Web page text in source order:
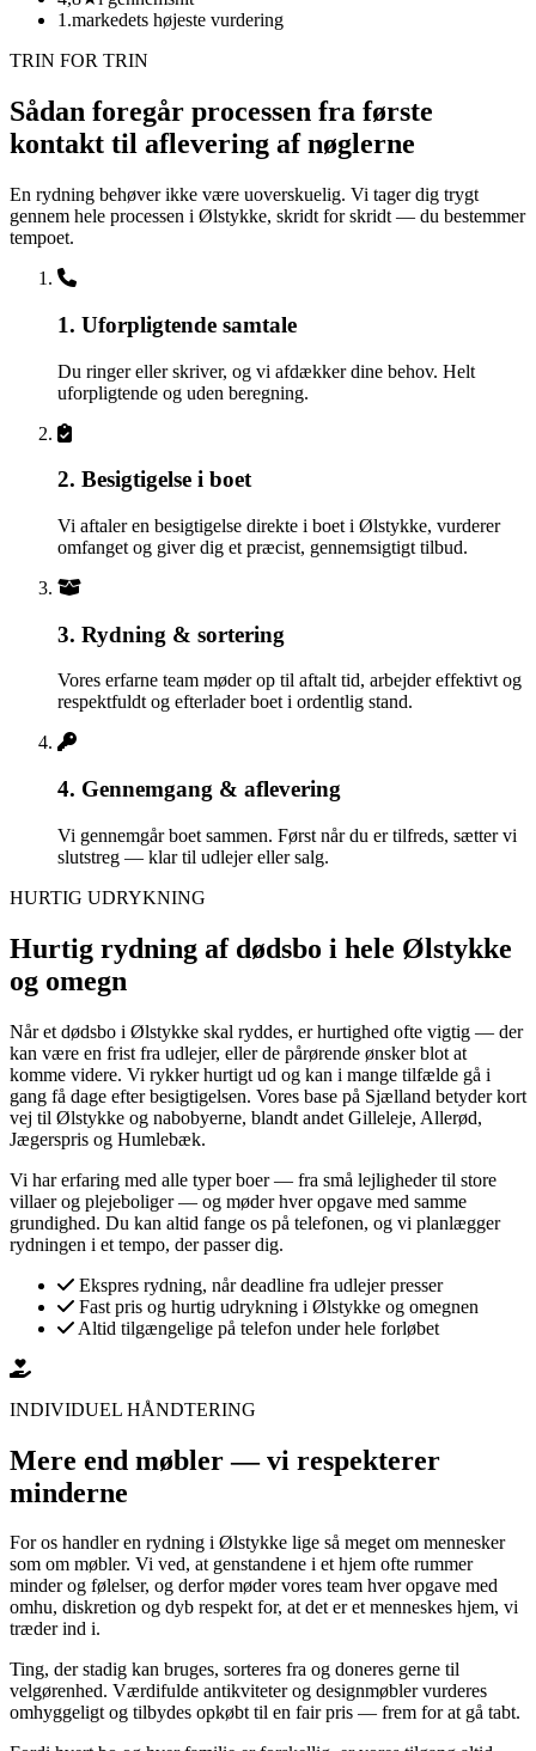
1.markedets højeste vurdering
TRIN FOR TRIN
Sådan foregår processen fra første
kontakt til aflevering af nøglerne
En rydning behøver ikke være uoverskuelig. Vi tager dig trygt
gennem hele processen i Ølstykke, skridt for skridt — du bestemmer
tempoet.
1. Uforpligtende samtale
Du ringer eller skriver, og vi afdækker dine behov. Helt
uforpligtende og uden beregning.
2. Besigtigelse i boet
Vi aftaler en besigtigelse direkte i boet i Ølstykke, vurderer
omfanget og giver dig et præcist, gennemsigtigt tilbud.
3. Rydning & sortering
Vores erfarne team møder op til aftalt tid, arbejder effektivt og
respektfuldt og efterlader boet i ordentlig stand.
4. Gennemgang & aflevering
Vi gennemgår boet sammen. Først når du er tilfreds, sætter vi
slutstreg — klar til udlejer eller salg.
HURTIG UDRYKNING
Hurtig rydning af dødsbo i hele Ølstykke
og omegn
Når et dødsbo i Ølstykke skal ryddes, er hurtighed ofte vigtig — der
kan være en frist fra udlejer, eller de pårørende ønsker blot at
komme videre. Vi rykker hurtigt ud og kan i mange tilfælde gå i
gang få dage efter besigtigelsen. Vores base på Sjælland betyder kort
vej til Ølstykke og nabobyerne, blandt andet Gilleleje, Allerød,
Jægerspris og Humlebæk.
Vi har erfaring med alle typer boer — fra små lejligheder til store
villaer og plejeboliger — og møder hver opgave med samme
grundighed. Du kan altid fange os på telefonen, og vi planlægger
rydningen i et tempo, der passer dig.
Ekspres rydning, når deadline fra udlejer presser
Fast pris og hurtig udrykning i Ølstykke og omegnen
Altid tilgængelige på telefon under hele forløbet
INDIVIDUEL HÅNDTERING
Mere end møbler — vi respekterer
minderne
For os handler en rydning i Ølstykke lige så meget om mennesker
som om møbler. Vi ved, at genstandene i et hjem ofte rummer
minder og følelser, og derfor møder vores team hver opgave med
omhu, diskretion og dyb respekt for, at det er et menneskes hjem, vi
træder ind i.
Ting, der stadig kan bruges, sorteres fra og doneres gerne til
velgørenhed. Værdifulde antikviteter og designmøbler vurderes
omhyggeligt og tilbydes opkøbt til en fair pris — frem for at gå tabt.